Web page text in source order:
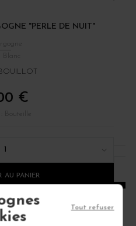
Tout refuser
"PERLE DE NUIT"
€
AU PANIER